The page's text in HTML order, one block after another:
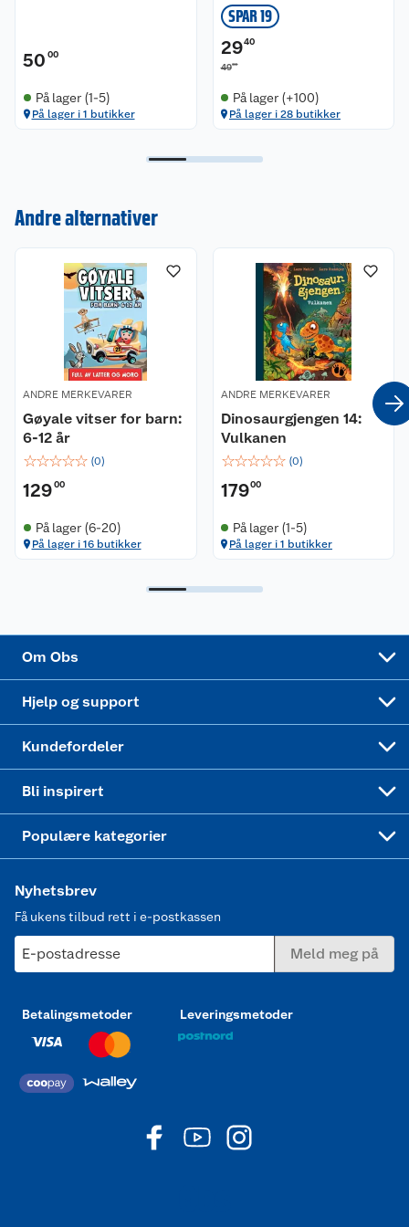
50 00
På lager (1-5)
På lager i 1 butikker
SPAR 19
2940
4900
På lager (+100)
På lager i 28 butikker
Andre alternativer
ANDRE MERKEVARER
Gøyale vitser for barn:
6-12 år
☆☆☆☆☆ (0)
12900
På lager (6-20)
På lager i 16 butikker
ANDRE MERKEVARER
Dinosaurgjengen 14:
Vulkanen
☆☆☆☆☆ (0)
17900
På lager (1-5)
På lager i 1 butikker
Om Obs
Nyheter
Våre butikker
Våre merkevarer
Coop kjeder
Ledige stillinger
Bærekraft
Samvirkelag
Hjelp og support
Angre- og returrett
Reklamasjon og garanti
Ofte stilte spørsmål
Betalingsalternativer
Leveringsalternativer
Pakkesporing
Kjøpsvilkår
Kundefordeler
Åpent kjøp
Coop medlem
Klikk og hent
Bli inspirert
Festdrakter til hele familien
Populære kategorier
Hagemøbler og utemøbler
Nyhetsbrev
Få ukens tilbud rett i e-postkassen
E-postadresse Meld meg på
Betalingsmetoder Leveringsmetoder